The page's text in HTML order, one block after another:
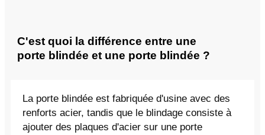
C'est quoi la différence entre une
porte blindée et une porte blindée ?
La porte blindée est fabriquée d'usine avec des
renforts acier, tandis que le blindage consiste à
ajouter des plaques d'acier sur une porte